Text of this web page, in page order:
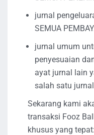
jurnal
SEMUA
jurnal umum
penyesuaian
ayat jurnal lain
salah satu
Sekarang kami
transaksi Fooz
khusus yang tepat: